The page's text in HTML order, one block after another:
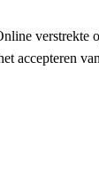
verstrekte
accepteren